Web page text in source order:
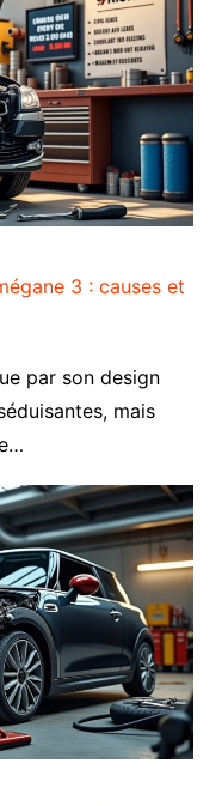
3 : causes et
par son design
mais